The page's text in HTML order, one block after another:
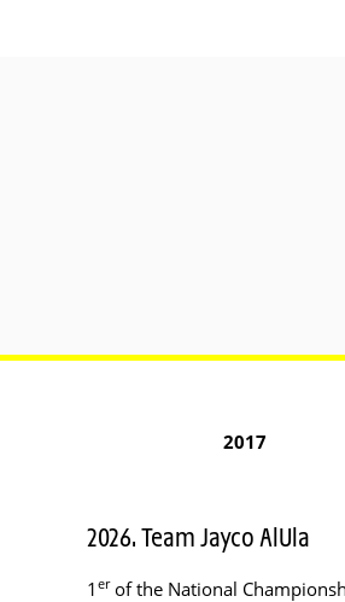
2017
2026. Team Jayco AlUla
1 erof the National